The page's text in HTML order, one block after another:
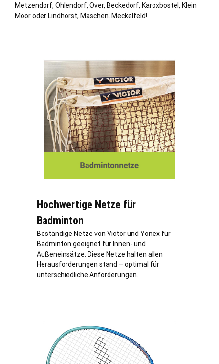
Metzendorf, Ohlendorf, Over, Beckedorf, Karoxbostel, Klein
Moor oder Lindhorst, Maschen, Meckelfeld!
Hochwertige Netze für
Badminton
Beständige Netze von Victor und Yonex für
Badminton geeignet für Innen- und
Außeneinsätze. Diese Netze halten allen
Herausforderungen stand – optimal für
unterschiedliche Anforderungen.